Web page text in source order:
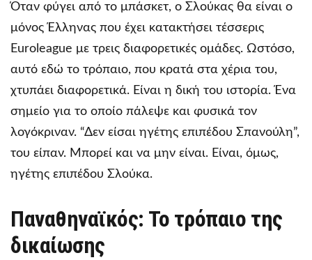
Όταν φύγει από το μπάσκετ, ο Σλούκας θα είναι ο
μόνος Έλληνας που έχει κατακτήσει τέσσερις
Euroleague με τρεις διαφορετικές ομάδες. Ωστόσο,
αυτό εδώ το τρόπαιο, που κρατά στα χέρια του,
χτυπάει διαφορετικά. Είναι η δική του ιστορία. Ένα
σημείο για το οποίο πάλεψε και φυσικά τον
λογόκριναν. “Δεν είσαι ηγέτης επιπέδου Σπανούλη”,
του είπαν. Μπορεί και να μην είναι. Είναι, όμως,
ηγέτης επιπέδου Σλούκα.
Παναθηναϊκός: Το τρόπαιο της
δικαίωσης